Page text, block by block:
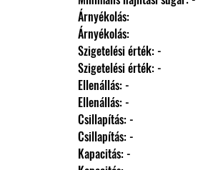
                Árnyékolás:
                Árnyékolás:
                Szigetelési érték: -
                Szigetelési érték: -
                Ellenállás: -
                Ellenállás: -
                Csillapítás: -
                Csillapítás: -
                Kapacitás: -